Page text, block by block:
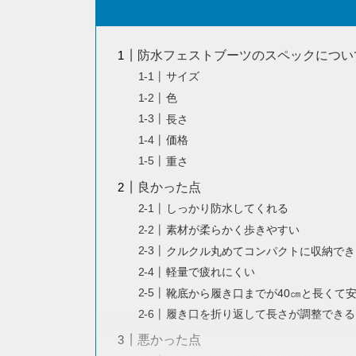
防水フェストブーツのスペックについ
サイズ
色
長さ
価格
重さ
良かった点
しっかり防水してくれる
素材が柔らかく歩きやすい
クルクル丸めてコンパクトに収納でき
軽量で疲れにくい
靴底から履き口までが40㎝と長くて
履き口を折り返して長さが調整できる
悪かった点